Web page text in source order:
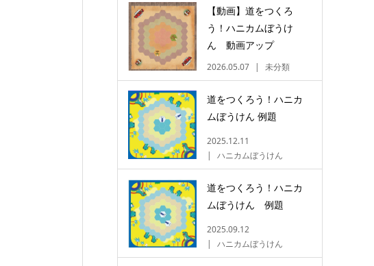
【動画】道をつくろ
う！ハニカムぼうけ
ん 動画アップ
2026.05.07 未分類
道をつくろう！ハニカ
ムぼうけん 例題
2025.12.11
ハニカムぼうけん
道をつくろう！ハニカ
ムぼうけん 例題
2025.09.12
ハニカムぼうけん